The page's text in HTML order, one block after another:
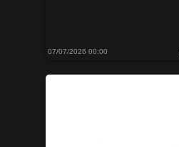
07/07/2026 00:00